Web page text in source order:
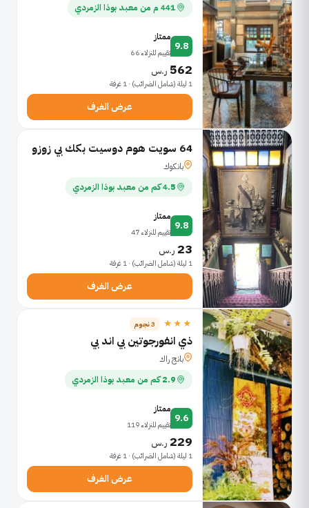
441 م من معبد بوذا الزمردي
9.8
ممتاز
تقييم للنزلاء 66
562 ر.س
1 ليلة (شامل الضرائب) · 1 غرفة
عرض الغرف
64 سويت هوم دوسيت بكك بي زوزو
بانكوك
4.5 كم من معبد بوذا الزمردي
9.8
ممتاز
تقييم للنزلاء 47
23 ر.س
1 ليلة (شامل الضرائب) · 1 غرفة
عرض الغرف
★★★ 3 نجوم
ذي انفورجوتين بي اند بي
بانج راك
2.9 كم من معبد بوذا الزمردي
9.6
ممتاز
تقييم للنزلاء 119
229 ر.س
1 ليلة (شامل الضرائب) · 1 غرفة
عرض الغرف